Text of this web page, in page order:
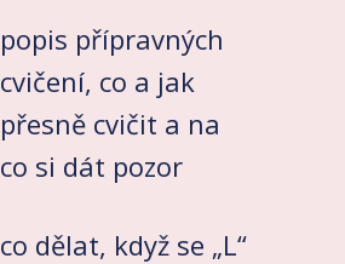
popis přípravných
cvičení, co a jak
přesně cvičit a na
co si dát pozor
co dělat, když se „L“